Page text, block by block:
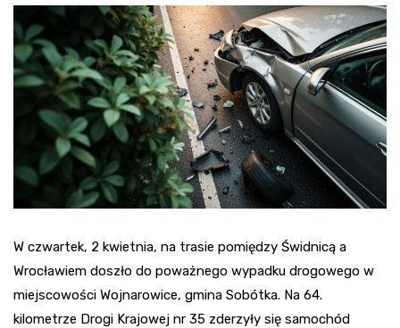
W czwartek, 2 kwietnia, na trasie pomiędzy Świdnicą a
Wrocławiem doszło do poważnego wypadku drogowego w
miejscowości Wojnarowice, gmina Sobótka. Na 64.
kilometrze Drogi Krajowej nr 35 zderzyły się samochód